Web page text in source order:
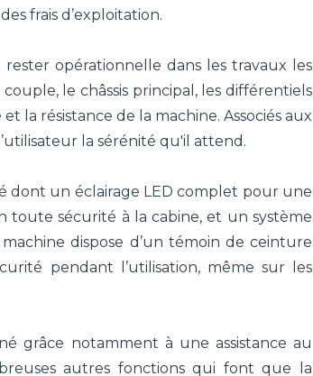
frais d’exploitation.
opérationnelle dans les travaux les
le châssis principal, les différentiels
la résistance de la machine. Associés aux
la sérénité qu'il attend.
dont un éclairage LED complet pour une
toute sécurité à la cabine, et un système
dispose d’un témoin de ceinture
pendant l’utilisation, même sur les
grâce notamment à une assistance au
autres fonctions qui font que la